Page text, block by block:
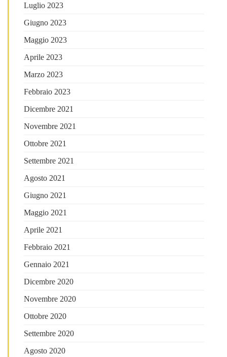
Luglio 2023
Giugno 2023
Maggio 2023
Aprile 2023
Marzo 2023
Febbraio 2023
Dicembre 2021
Novembre 2021
Ottobre 2021
Settembre 2021
Agosto 2021
Giugno 2021
Maggio 2021
Aprile 2021
Febbraio 2021
Gennaio 2021
Dicembre 2020
Novembre 2020
Ottobre 2020
Settembre 2020
Agosto 2020